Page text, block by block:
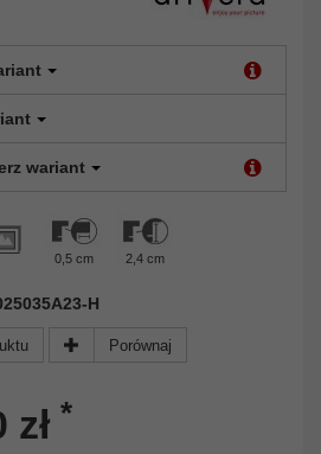
wariant
0,5 cm 2,4 cm
H
Porównaj
zł *